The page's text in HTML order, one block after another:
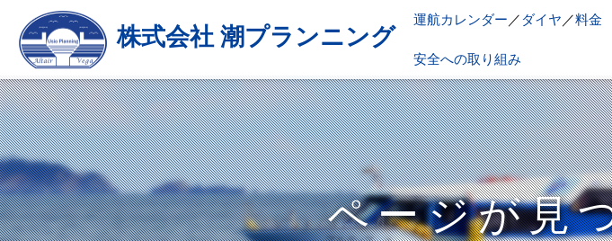
株式会社 潮プランニング
運航カレンダー ／ ダイヤ ／料金
安全への取り組み
ページが見